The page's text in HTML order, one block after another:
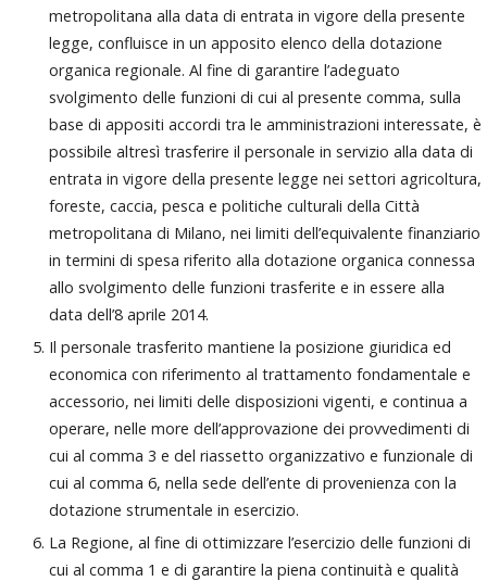
metropolitana alla data di entrata in vigore della presente
legge, confluisce in un apposito elenco della dotazione
organica regionale. Al fine di garantire l’adeguato
svolgimento delle funzioni di cui al presente comma, sulla
base di appositi accordi tra le amministrazioni interessate, è
possibile altresì trasferire il personale in servizio alla data di
entrata in vigore della presente legge nei settori agricoltura,
foreste, caccia, pesca e politiche culturali della Città
metropolitana di Milano, nei limiti dell’equivalente finanziario
in termini di spesa riferito alla dotazione organica connessa
allo svolgimento delle funzioni trasferite e in essere alla
data dell’8 aprile 2014.
Il personale trasferito mantiene la posizione giuridica ed
economica con riferimento al trattamento fondamentale e
accessorio, nei limiti delle disposizioni vigenti, e continua a
operare, nelle more dell’approvazione dei provvedimenti di
cui al comma 3 e del riassetto organizzativo e funzionale di
cui al comma 6, nella sede dell’ente di provenienza con la
dotazione strumentale in esercizio.
La Regione, al fine di ottimizzare l’esercizio delle funzioni di
cui al comma 1 e di garantire la piena continuità e qualità